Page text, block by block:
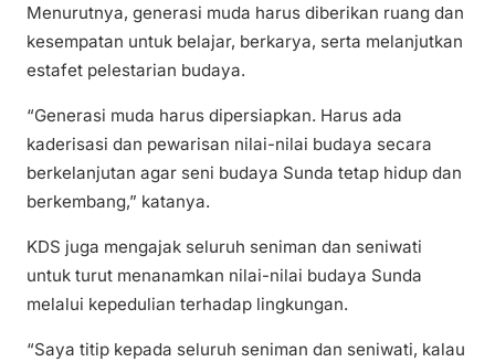
Menurutnya, generasi muda harus diberikan ruang dan
kesempatan untuk belajar, berkarya, serta melanjutkan
estafet pelestarian budaya.
“Generasi muda harus dipersiapkan. Harus ada
kaderisasi dan pewarisan nilai-nilai budaya secara
berkelanjutan agar seni budaya Sunda tetap hidup dan
berkembang,” katanya.
KDS juga mengajak seluruh seniman dan seniwati
untuk turut menanamkan nilai-nilai budaya Sunda
melalui kepedulian terhadap lingkungan.
“Saya titip kepada seluruh seniman dan seniwati, kalau